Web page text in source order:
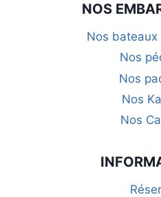
NOS
Nos bateaux
Nos
Nos
Nos
Nos